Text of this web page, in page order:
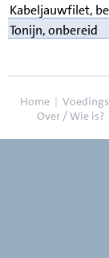
Kabeljauwfilet,
Tonijn, onbereid
Home |
Over / Wie is?